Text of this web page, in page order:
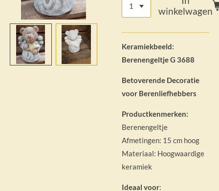
winkelwagen
Keramiekbeeld:
Berenengeltje G 3688
Betoverende Decoratie
voor Berenliefhebbers
Productkenmerken:
Berenengeltje
Afmetingen: 15 cm hoog
Materiaal: Hoogwaardige
keramiek
Ideaal voor: